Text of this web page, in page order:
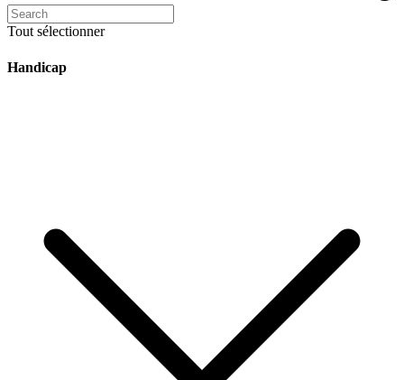
Tout sélectionner
Handicap